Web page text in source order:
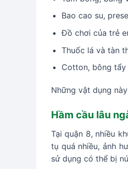
Bao cao su,
Đồ chơi của trẻ
Thuốc lá và tàn
Cotton, bông tẩy
Những vật dụng
Hầm cầu lâu
Tại quận 8, nhiều
tụ quá nhiều, ảnh
sử dụng có thể bị